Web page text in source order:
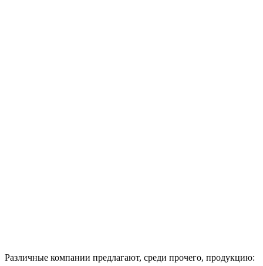
Различные компании предлагают, среди прочего, продукцию: